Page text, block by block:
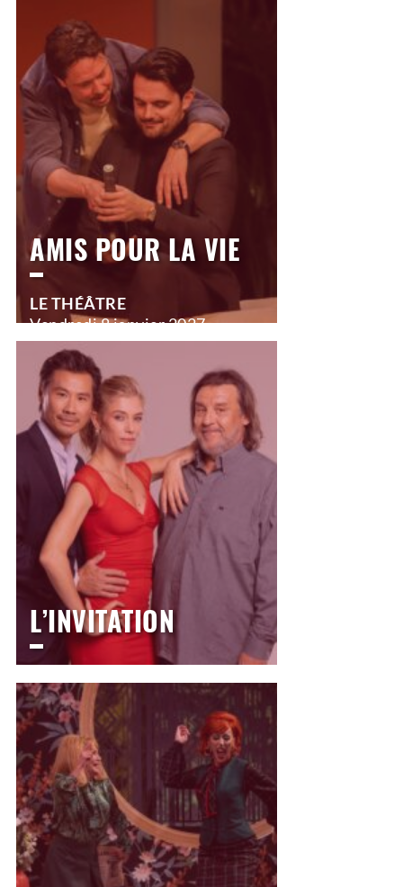
20h30
>
Comédie
AMIS POUR LA VIE
LE THÉÂTRE
Vendredi8 janvier 2027
20h30
>Comédie
L’INVITATION
Samedi 30 janvier 2027
20h30
> Comédie